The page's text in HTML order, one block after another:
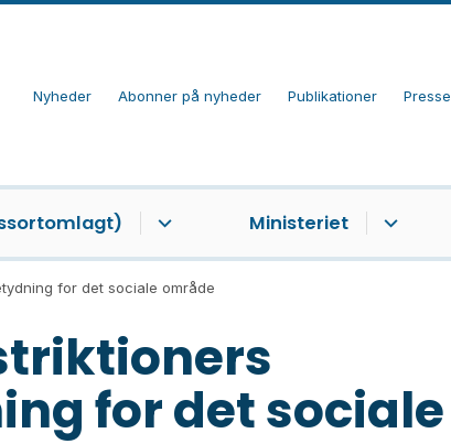
Nyheder Abonner på nyheder Publikationer Presse
Ministeriet
for det sociale område
for det sociale